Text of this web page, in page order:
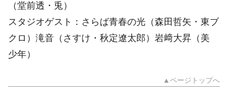
（堂前透・兎）
スタジオゲスト：さらば青春の光（森田哲矢・東ブ
クロ）滝音（さすけ・秋定遼太郎）岩﨑大昇（美
少年）
▲ページトップへ